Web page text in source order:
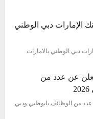
الإمارات دبي الوطني
دبي الوطني بالامارات
عن عدد من
من الوظائف بابوظبي ودبي